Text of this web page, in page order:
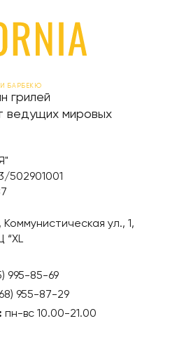
И БАРБЕКЮ
грилей
ведущих мировых
502901001
ул., 1,
“XL
995-85-69
955-87-29
пн-вс 10.00-21.00